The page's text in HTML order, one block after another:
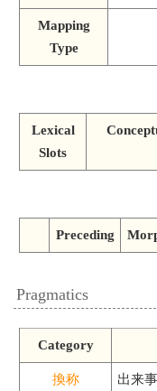
Mapping
Type
Lexical
Slots
Preceding
Pragmatics
Category
換称
出来